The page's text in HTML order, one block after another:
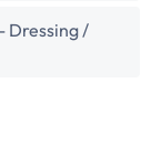
Dressing /